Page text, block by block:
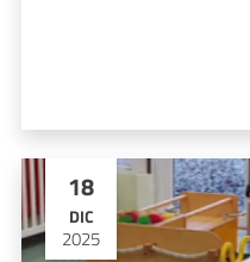
18
DIC
2025